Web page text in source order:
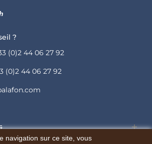
navigation sur ce site, vous
?
(0)2 44 06 27 92
(0)2 44 06 27 92